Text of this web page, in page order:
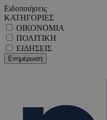
Ειδοποιήσεις
ΚΑΤΗΓΟΡΙΕΣ
ΟΙΚΟΝΟΜΙΑ
ΠΟΛΙΤΙΚΗ
ΕΙΔΗΣΕΙΣ